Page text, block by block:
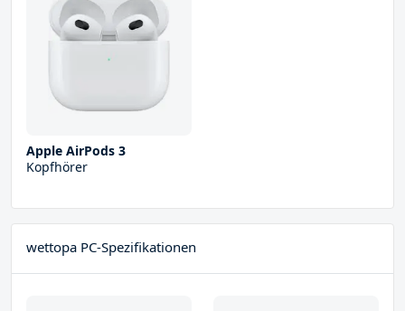
Apple AirPods 3
Kopfhörer
wettopa PC-Spezifikationen